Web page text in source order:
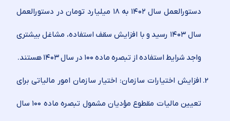
دستورالعمل سال ۱۴۰۲ به ۱۸ میلیارد تومان در دستورالعمل
سال ۱۴۰۳ رسید و با افزایش سقف استفاده، مشاغل بیشتری
واجد شرایط استفاده از تبصره ماده ۱۰۰ در سال ۱۴۰۳ هستند.
افزایش اختیارات سازمان: اختیار سازمان امور مالیاتی برای
تعیین مالیات مقطوع مؤدیان مشمول تبصره ماده ۱۰۰ سال